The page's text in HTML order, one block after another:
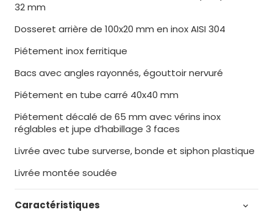
32 mm
Dosseret arrière de 100x20 mm en inox AISI 304
Piétement inox ferritique
Bacs avec angles rayonnés, égouttoir nervuré
Piétement en tube carré 40x40 mm
Piétement décalé de 65 mm avec vérins inox
réglables et jupe d’habillage 3 faces
Livrée avec tube surverse, bonde et siphon plastique
Livrée montée soudée
Caractéristiques 